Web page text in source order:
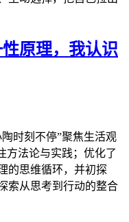
原理，我认识
时刻不停”聚焦生活观
方法论与实践；优化了
的思维循环，并初探
索从思考到行动的整合